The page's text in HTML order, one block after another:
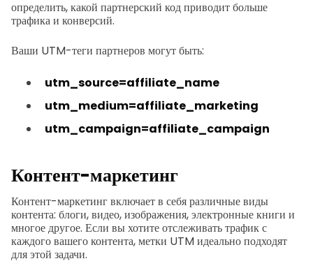
определить, какой партнерский код приводит больше
трафика и конверсий.
Ваши UTM-теги партнеров могут быть:
utm_source=affiliate_name
utm_medium=affiliate_marketing
utm_campaign=affiliate_campaign
Контент-маркетинг
Контент-маркетинг включает в себя различные виды
контента: блоги, видео, изображения, электронные книги и
многое другое. Если вы хотите отслеживать трафик с
каждого вашего контента, метки UTM идеально подходят
для этой задачи.